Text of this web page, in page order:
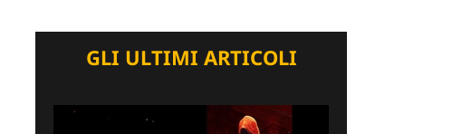
GLI ULTIMI ARTICOLI